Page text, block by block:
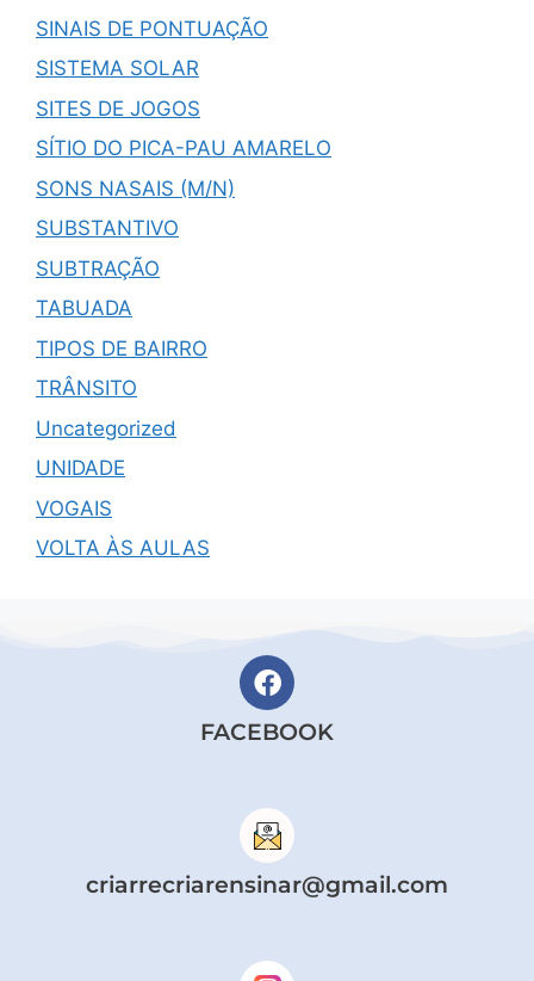
SINAIS DE PONTUAÇÃO
SISTEMA SOLAR
SITES DE JOGOS
SÍTIO DO PICA-PAU AMARELO
SONS NASAIS (M/N)
SUBSTANTIVO
SUBTRAÇÃO
TABUADA
TIPOS DE BAIRRO
TRÂNSITO
Uncategorized
UNIDADE
VOGAIS
VOLTA ÀS AULAS
FACEBOOK
criarrecriarensinar@gmail.com